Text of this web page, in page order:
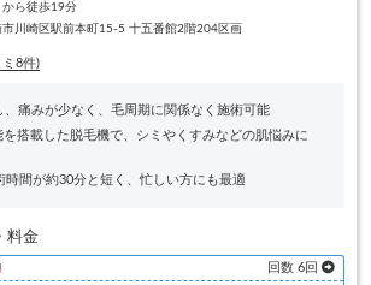
から徒歩19分
市川崎区駅前本町15-5 十五番館2階204区画
ミ8件)
、痛みが少なく、毛周期に関係なく施術可能
を搭載した脱毛機で、シミやくすみなどの肌悩みに
時間が約30分と短く、忙しい方にも最適
料金
回数 6回